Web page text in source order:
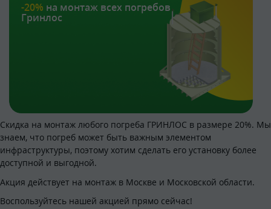
-20% на монтаж всех погребов
Гринлос
Скидка на монтаж любого погреба ГРИНЛОС в размере 20%. Мы
знаем, что погреб может быть важным элементом
инфраструктуры, поэтому хотим сделать его установку более
доступной и выгодной.
Акция действует на монтаж в Москве и Московской области.
Воспользуйтесь нашей акцией прямо сейчас!